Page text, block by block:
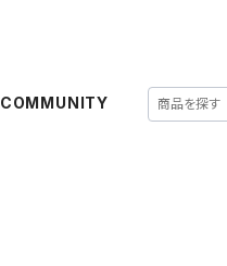
COMMUNITY